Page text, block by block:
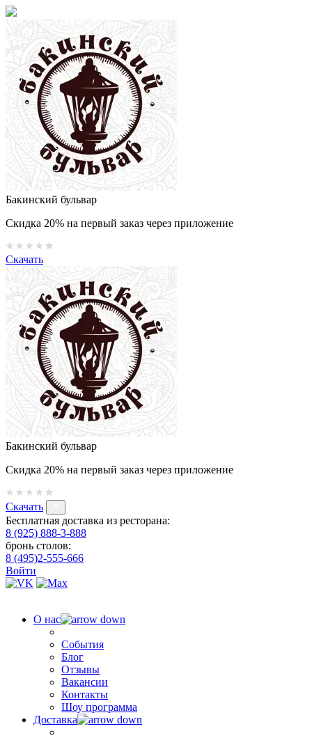
Бакинский бульвар
Скидка 20% на первый заказ через приложение
Скачать
Бакинский бульвар
Скидка 20% на первый заказ через приложение
Скачать
Бесплатная доставка из ресторана:
8 (925) 888-3-888
бронь столов:
8 (495)2-555-666
Войти
О нас
События
Блог
Отзывы
Вакансии
Контакты
Шоу программа
Доставка